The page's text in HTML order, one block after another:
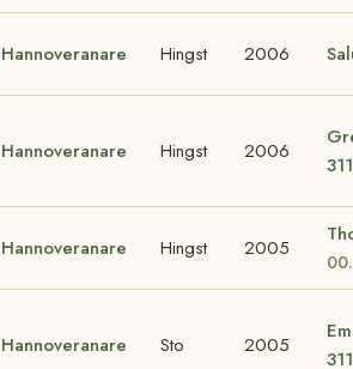
Hannoveranare Hingst 2006
Hannoveranare Hingst 2006
Hannoveranare Hingst 2005
Hannoveranare Sto 2005